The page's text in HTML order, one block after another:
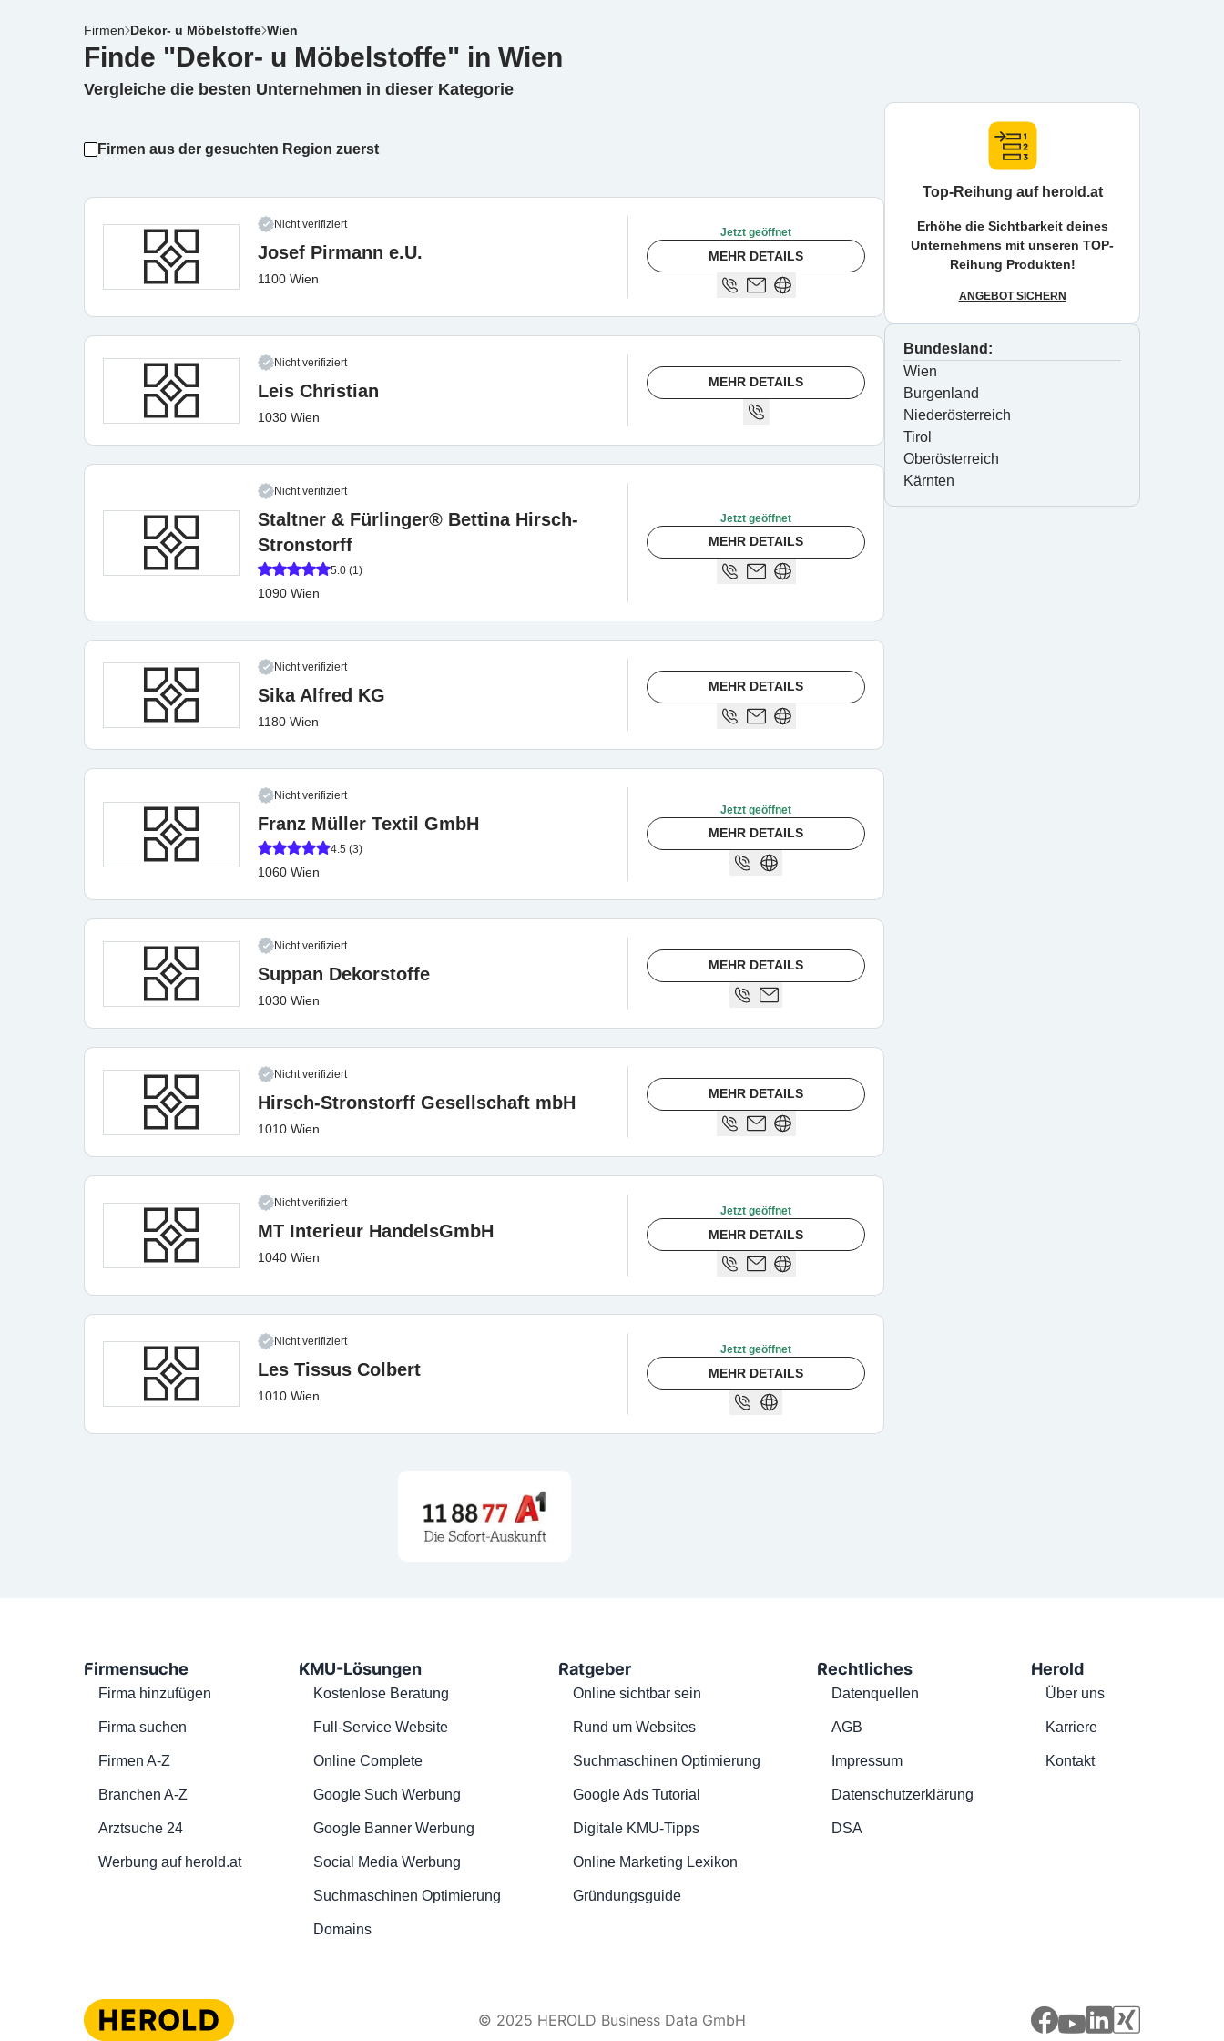
Firmen Dekor- u Möbelstoffe Wien
Finde "Dekor- u Möbelstoffe" in Wien
Vergleiche die besten Unternehmen in dieser Kategorie
Firmen aus der gesuchten Region zuerst
Nicht verifiziert
Josef Pirmann e.U.
1100 Wien
Jetzt geöffnet
MEHR DETAILS
Nicht verifiziert
Leis Christian
1030 Wien
MEHR DETAILS
Nicht verifiziert
Staltner & Fürlinger® Bettina Hirsch-
Stronstorff
5.0 (1)
1090 Wien
Jetzt geöffnet
MEHR DETAILS
Nicht verifiziert
Sika Alfred KG
1180 Wien
MEHR DETAILS
Nicht verifiziert
Franz Müller Textil GmbH
4.5 (3)
1060 Wien
Jetzt geöffnet
MEHR DETAILS
Nicht verifiziert
Suppan Dekorstoffe
1030 Wien
MEHR DETAILS
Nicht verifiziert
Hirsch-Stronstorff Gesellschaft mbH
1010 Wien
MEHR DETAILS
Nicht verifiziert
MT Interieur HandelsGmbH
1040 Wien
Jetzt geöffnet
MEHR DETAILS
Nicht verifiziert
Les Tissus Colbert
1010 Wien
Jetzt geöffnet
MEHR DETAILS
Top-Reihung auf herold.at
Erhöhe die Sichtbarkeit deines
Unternehmens mit unseren TOP-
Reihung Produkten!
ANGEBOT SICHERN
Bundesland:
Wien
Burgenland
Niederösterreich
Tirol
Oberösterreich
Kärnten
Firmensuche
Firma hinzufügen
Firma suchen
Firmen A-Z
Branchen A-Z
Arztsuche 24
Werbung auf herold.at
KMU-Lösungen
Kostenlose Beratung
Full-Service Website
Online Complete
Google Such Werbung
Google Banner Werbung
Social Media Werbung
Suchmaschinen Optimierung
Domains
Ratgeber
Online sichtbar sein
Rund um Websites
Suchmaschinen Optimierung
Google Ads Tutorial
Digitale KMU-Tipps
Online Marketing Lexikon
Gründungsguide
Rechtliches
Datenquellen
AGB
Impressum
Datenschutzerklärung
DSA
Herold
Über uns
Karriere
Kontakt
© 2025 HEROLD Business Data GmbH